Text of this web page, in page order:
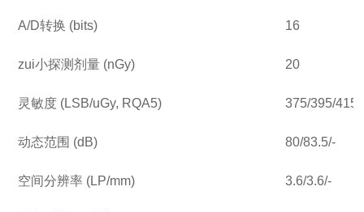
A/D转换 (bits) 16
zui小探测剂量 (nGy) 20
灵敏度 (LSB/uGy, RQA5) 375/395/415
动态范围 (dB) 80/83.5/-
空间分辨率 (LP/mm) 3.6/3.6/-